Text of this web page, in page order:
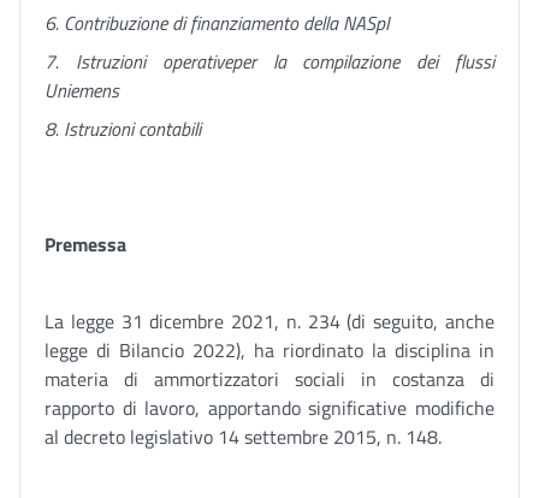
6. Contribuzione di finanziamento della NASpI
7. Istruzioni operativeper la compilazione dei flussi
Uniemens
8. Istruzioni contabili
Premessa
La legge 31 dicembre 2021, n. 234 (di seguito, anche
legge di Bilancio 2022), ha riordinato la disciplina in
materia di ammortizzatori sociali in costanza di
rapporto di lavoro, apportando significative modifiche
al decreto legislativo 14 settembre 2015, n. 148.